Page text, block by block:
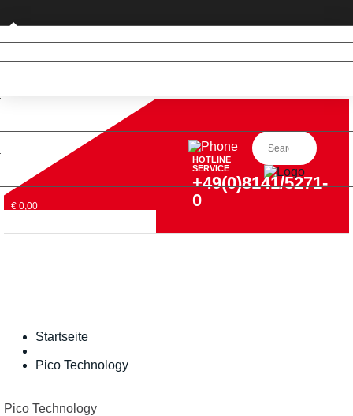
Privatkunde (nur DE)
€ 0,00
HOTLINE
SERVICE
+49(0)8141/5271-
0
Startseite
Pico Technology
Pico Technology